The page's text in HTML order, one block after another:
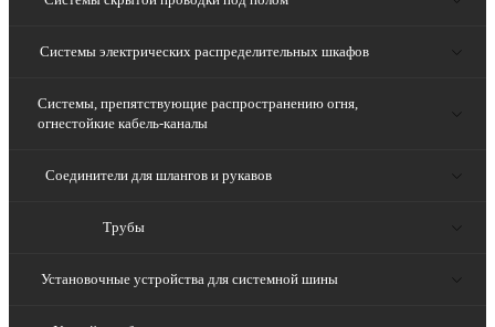
Системы электрических распределительных шкафов
Системы, препятствующие распространению огня,
огнестойкие кабель-каналы
Соединители для шлангов и рукавов
Трубы
Установочные устройства для системной шины